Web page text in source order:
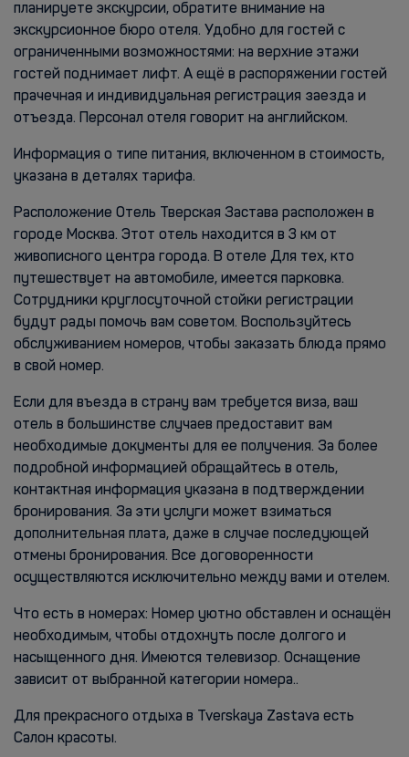
планируете экскурсии, обратите внимание на
экскурсионное бюро отеля. Удобно для гостей с
ограниченными возможностями: на верхние этажи
гостей поднимает лифт. А ещё в распоряжении гостей
прачечная и индивидуальная регистрация заезда и
отъезда. Персонал отеля говорит на английском.
Информация о типе питания, включенном в стоимость,
указана в деталях тарифа.
Расположение Отель Тверская Застава расположен в
городе Москва. Этот отель находится в 3 км от
живописного центра города. В отеле Для тех, кто
путешествует на автомобиле, имеется парковка.
Сотрудники круглосуточной стойки регистрации
будут рады помочь вам советом. Воспользуйтесь
обслуживанием номеров, чтобы заказать блюда прямо
в свой номер.
Если для въезда в страну вам требуется виза, ваш
отель в большинстве случаев предоставит вам
необходимые документы для ее получения. За более
подробной информацией обращайтесь в отель,
контактная информация указана в подтверждении
бронирования. За эти услуги может взиматься
дополнительная плата, даже в случае последующей
отмены бронирования. Все договоренности
осуществляются исключительно между вами и отелем.
Что есть в номерах: Номер уютно обставлен и оснащён
необходимым, чтобы отдохнуть после долгого и
насыщенного дня. Имеются телевизор. Оснащение
зависит от выбранной категории номера..
Для прекрасного отдыха в Tverskaya Zastava есть
Салон красоты.